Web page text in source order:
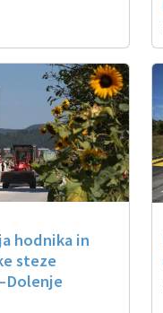
hodnika in
steze